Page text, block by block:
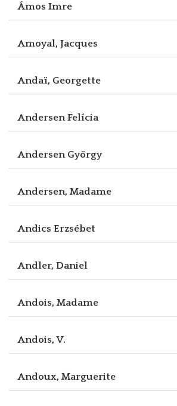
Ámos Imre
Amoyal, Jacques
Andaï, Georgette
Andersen Felícia
Andersen György
Andersen, Madame
Andics Erzsébet
Andler, Daniel
Andois, Madame
Andois, V.
Andoux, Marguerite